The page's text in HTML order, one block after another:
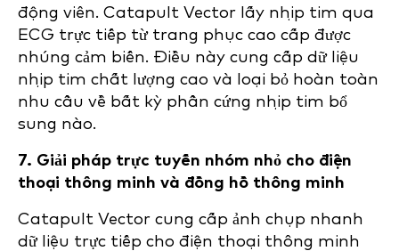
động viên. Catapult Vector lấy nhịp tim qua
ECG trực tiếp từ trang phục cao cấp được
nhúng cảm biến. Điều này cung cấp dữ liệu
nhịp tim chất lượng cao và loại bỏ hoàn toàn
nhu cầu về bất kỳ phần cứng nhịp tim bổ
sung nào.
7. Giải pháp trực tuyến nhóm nhỏ cho điện
thoại thông minh và đồng hồ thông minh
Catapult Vector cung cấp ảnh chụp nhanh
dữ liệu trực tiếp cho điện thoại thông minh